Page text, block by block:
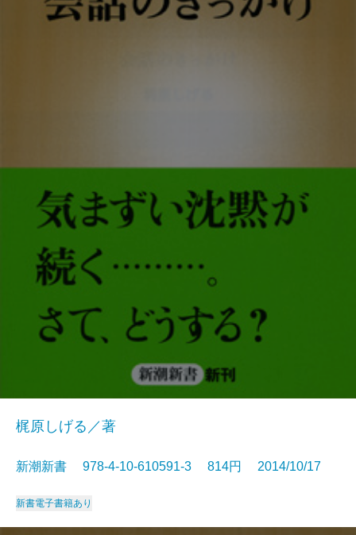
梶原しげる／著
新潮新書 978-4-10-610591-3 814円 2014/10/17
新書電子書籍あり